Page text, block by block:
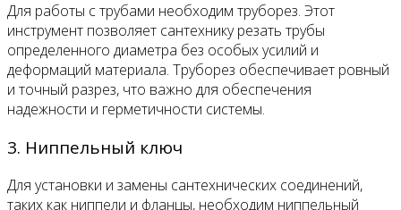
Для работы с трубами необходим труборез. Этот
инструмент позволяет сантехнику резать трубы
определенного диаметра без особых усилий и
деформаций материала. Труборез обеспечивает ровный
и точный разрез, что важно для обеспечения
надежности и герметичности системы.
3. Ниппельный ключ
Для установки и замены сантехнических соединений,
таких как ниппели и фланцы, необходим ниппельный